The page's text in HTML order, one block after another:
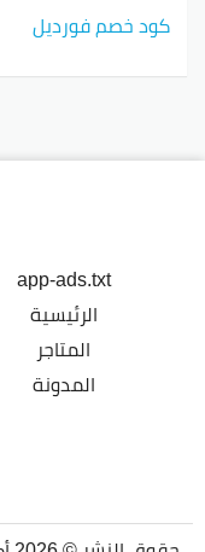
كود خصم فورديل
app-ads.txt
الرئيسية
المتاجر
المدونة